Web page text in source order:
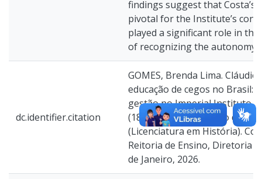
findings suggest that Costa’s
pivotal for the Institute’s
played a significant role in
of recognizing the autonomy
dc.identifier.citation
GOMES, Brenda Lima.
educação de cegos no Brasil:
gestão no Imperial Instituto
(1856 - 1869). Trabalho de
(Licenciatura em História).
Reitoria de Ensino, Diretoria
de Janeiro, 2026.